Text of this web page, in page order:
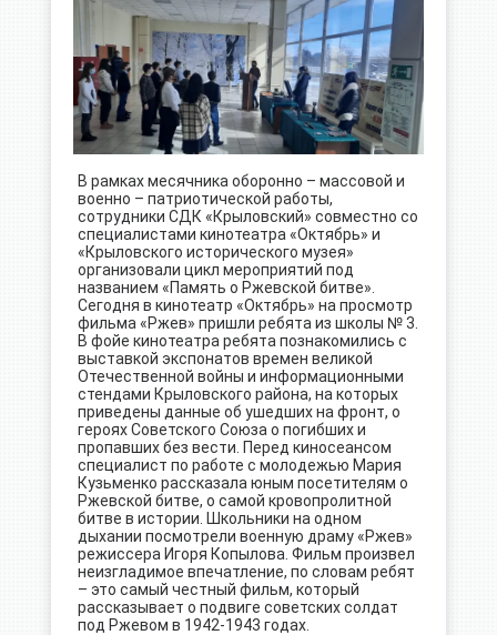
В рамках месячника оборонно – массовой и
военно – патриотической работы,
сотрудники СДК «Крыловский» совместно со
специалистами кинотеатра «Октябрь» и
«Крыловского исторического музея»
организовали цикл мероприятий под
названием «Память о Ржевской битве».
Сегодня в кинотеатр «Октябрь» на просмотр
фильма «Ржев» пришли ребята из школы № 3.
В фойе кинотеатра ребята познакомились с
выставкой экспонатов времен великой
Отечественной войны и информационными
стендами Крыловского района, на которых
приведены данные об ушедших на фронт, о
героях Советского Союза о погибших и
пропавших без вести. Перед киносеансом
специалист по работе с молодежью Мария
Кузьменко рассказала юным посетителям о
Ржевской битве, о самой кровопролитной
битве в истории. Школьники на одном
дыхании посмотрели военную драму «Ржев»
режиссера Игоря Копылова. Фильм произвел
неизгладимое впечатление, по словам ребят
– это самый честный фильм, который
рассказывает о подвиге советских солдат
под Ржевом в 1942-1943 годах.